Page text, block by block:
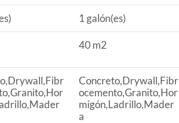
1 galón(es)
40 m2
Concreto,Drywall,Fibr
ocemento,Granito,Hor
migón,Ladrillo,Mader
a